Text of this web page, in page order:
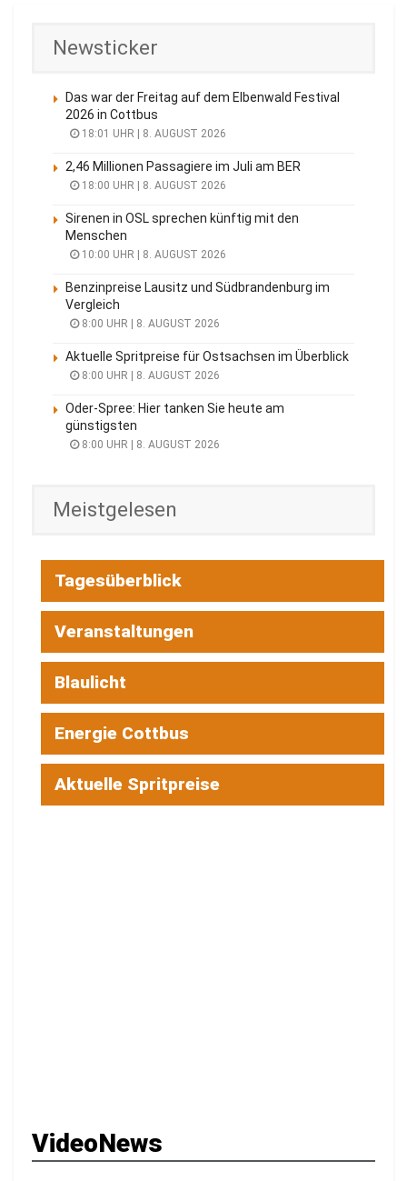
Newsticker
Das war der Freitag auf dem Elbenwald Festival
2026 in Cottbus
18:01 UHR | 8. AUGUST 2026
2,46 Millionen Passagiere im Juli am BER
18:00 UHR | 8. AUGUST 2026
Sirenen in OSL sprechen künftig mit den
Menschen
10:00 UHR | 8. AUGUST 2026
Benzinpreise Lausitz und Südbrandenburg im
Vergleich
8:00 UHR | 8. AUGUST 2026
Aktuelle Spritpreise für Ostsachsen im Überblick
8:00 UHR | 8. AUGUST 2026
Oder-Spree: Hier tanken Sie heute am
günstigsten
8:00 UHR | 8. AUGUST 2026
Meistgelesen
Tagesüberblick
Veranstaltungen
Blaulicht
Energie Cottbus
Aktuelle Spritpreise
VideoNews